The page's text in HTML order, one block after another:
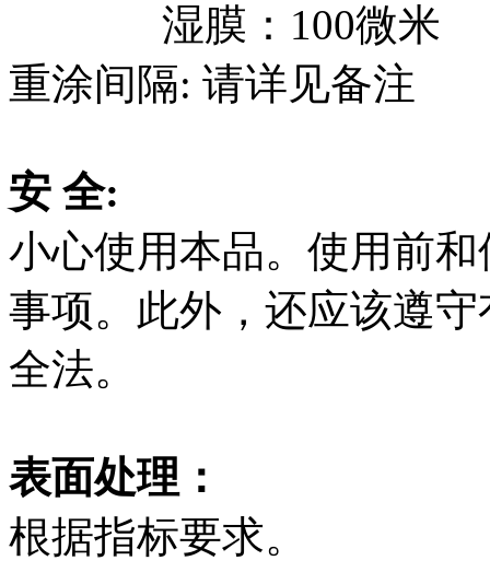
湿膜：100微米
重涂间隔: 请详见备注
安 全:
小心使用本品。使用前
事项。此外，还应该遵
全法。
表面处理：
根据指标要求。